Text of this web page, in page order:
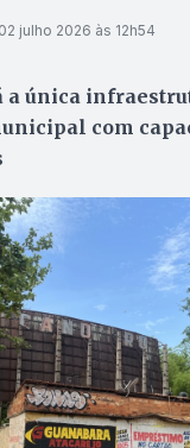
02 julho 2026 às 12h54
a única
com